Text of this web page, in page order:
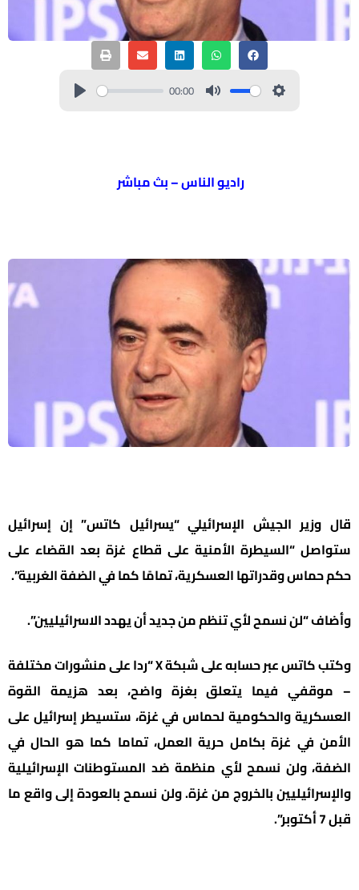
00:00
راديو الناس – بث مباشر
قال وزير الجيش الإسرائيلي “يسرائيل كاتس” إن إسرائيل
ستواصل “السيطرة الأمنية على قطاع غزة بعد القضاء على
حكم حماس وقدراتها العسكرية، تمامًا كما في الضفة الغربية”.
وأضاف “لن نسمح لأي تنظم من جديد أن يهدد الاسرائيليين”.
وكتب كاتس عبر حسابه على شبكة X “ردا على منشورات مختلفة
– موقفي فيما يتعلق بغزة واضح، بعد هزيمة القوة
العسكرية والحكومية لحماس في غزة، ستسيطر إسرائيل على
الأمن في غزة بكامل حرية العمل، تماما كما هو الحال في
الضفة، ولن نسمح لأي منظمة ضد المستوطنات الإسرائيلية
والإسرائيليين بالخروج من غزة. ولن نسمح بالعودة إلى واقع ما
قبل 7 أكتوبر”.